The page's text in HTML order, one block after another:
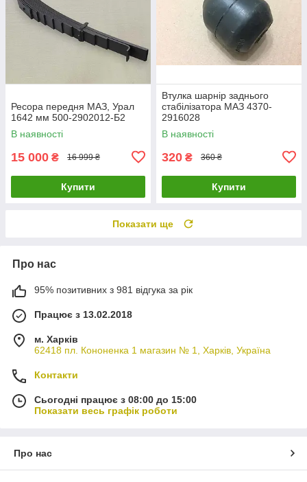
Ресора передня МАЗ, Урал
1642 мм 500-2902012-Б2
В наявності
15 000 ₴ 16 999 ₴
Купити
Втулка шарнір заднього
стабілізатора МАЗ 4370-
2916028
В наявності
320 ₴ 360 ₴
Купити
Показати ще
Про нас
95% позитивних з 981 відгука за рік
Працює з 13.02.2018
м. Харків
62418 пл. Кононенка 1 магазин № 1, Харків, Україна
Контакти
Сьогодні працює з 08:00 до 15:00
Показати весь графік роботи
Про нас